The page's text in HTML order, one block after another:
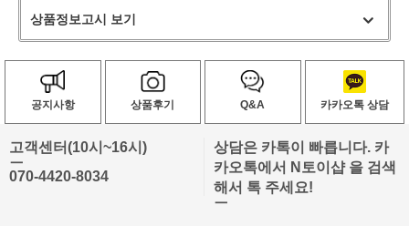
상품정보고시 보기
공지사항 상품후기 Q&A 카카오톡 상담
고객센터(10시~16시)
ㅡ
070-4420-8034
상담은 카톡이 빠릅니다. 카
카오톡에서 N토이샵 을 검색
해서 톡 주세요!
ㅡ